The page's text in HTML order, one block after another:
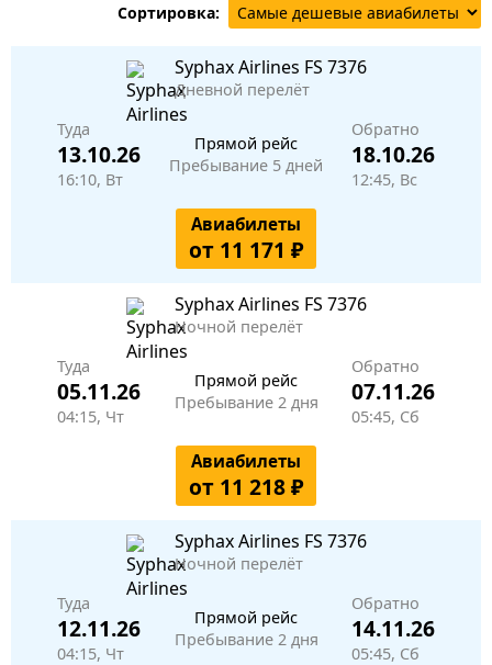
Сортировка:
Syphax Airlines FS 7376
Дневной перелёт
Туда
13.10.26
16:10, Вт
Прямой рейс
Пребывание 5 дней
Обратно
18.10.26
12:45, Вс
Авиабилеты
от 11 171 ₽
Syphax Airlines FS 7376
Ночной перелёт
Туда
05.11.26
04:15, Чт
Прямой рейс
Пребывание 2 дня
Обратно
07.11.26
05:45, Сб
Авиабилеты
от 11 218 ₽
Syphax Airlines FS 7376
Ночной перелёт
Туда
12.11.26
04:15, Чт
Прямой рейс
Пребывание 2 дня
Обратно
14.11.26
05:45, Сб